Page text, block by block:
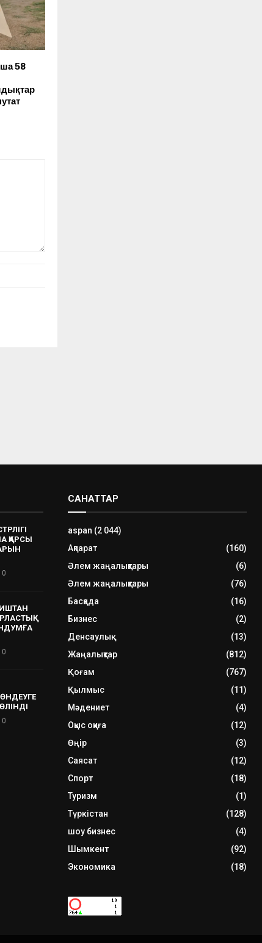
58
ҚАРСЫ
0
0
0
САНАТТАР
aspan (2 044)
Ақпарат
(160)
Әлем жаңалықтары
(6)
Әлем жаңалықтары
(76)
Басқада
(16)
Бизнес
(2)
Денсаулық
(13)
Жаңалықтар
(812)
Қоғам
(767)
Қылмыс
(11)
Мәдениет
(4)
Оқыс оқиға
(12)
Өңір
(3)
Саясат
(12)
Спорт
(18)
Туризм
(1)
Түркістан
(128)
шоу бизнес
(4)
Шымкент
(92)
Экономика
(18)